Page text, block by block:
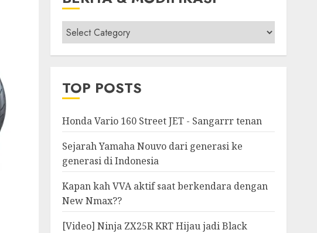
Berita
&
Modifikasi
TOP POSTS
Honda Vario 160 Street JET - Sangarrr tenan
Sejarah Yamaha Nouvo dari generasi ke
generasi di Indonesia
Kapan kah VVA aktif saat berkendara dengan
New Nmax??
[Video] Ninja ZX25R KRT Hijau jadi Black